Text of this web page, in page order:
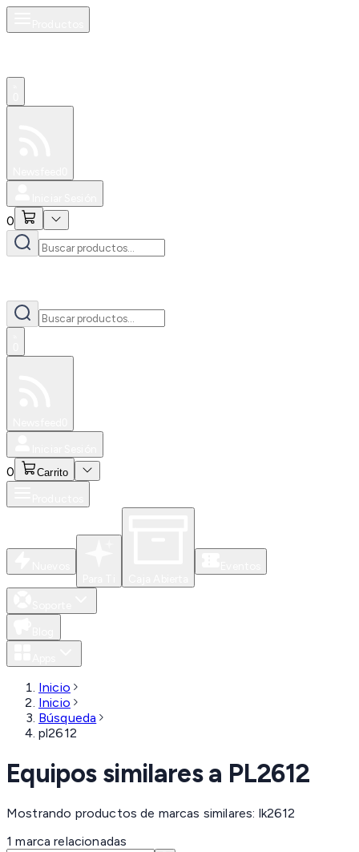
0
0 Carrito
Inicio
Inicio
Búsqueda
pl2612
Equipos similares a PL2612
Mostrando productos de marcas similares: lk2612
1 marca relacionadas